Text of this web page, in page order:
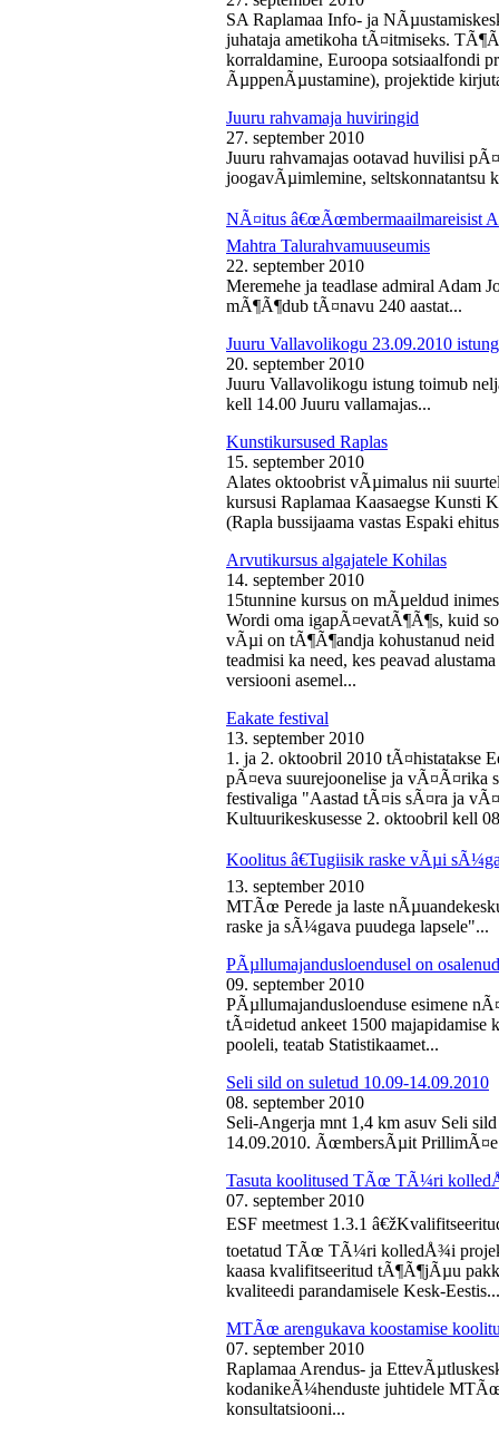
SA Raplamaa Info- ja
juhataja ametikoha tÃ¤itmiseks.
korraldamine, Euroopa sotsiaalfondi
ÃµppenÃµustamine), projektide
Juuru rahvamaja huviringid
27. september 2010
Juuru rahvamajas ootavad huvilisi
joogavÃµimlemine, seltskonnatantsu
NÃ¤itus â€œÃœmbermaailmareisist
Mahtra Talurahvamuuseumis
22. september 2010
Meremehe ja teadlase admiral Adam
mÃ¶Ã¶dub tÃ¤navu 240 aastat...
Juuru Vallavolikogu 23.09.2010 istung
20. september 2010
Juuru Vallavolikogu istung toimub
kell 14.00 Juuru vallamajas...
Kunstikursused Raplas
15. september 2010
Alates oktoobrist vÃµimalus nii
kursusi Raplamaa Kaasaegse Kunsti
(Rapla bussijaama vastas Espaki
Arvutikursus algajatele Kohilas
14. september 2010
15tunnine kursus on mÃµeldud
Wordi oma igapÃ¤evatÃ¶Ã¶s, kuid
vÃµi on tÃ¶Ã¶andja kohustanud neid
teadmisi ka need, kes peavad
versiooni asemel...
Eakate festival
13. september 2010
1. ja 2. oktoobril 2010 tÃ¤histatakse
pÃ¤eva suurejoonelise ja vÃ¤Ã¤rika
festivaliga "Aastad tÃ¤is sÃ¤ra ja
Kultuurikeskusesse 2. oktoobril kell
Koolitus â€Tugiisik raske vÃµi
13. september 2010
MTÃœ Perede ja laste
raske ja sÃ¼gava puudega lapsele"...
PÃµllumajandusloendusel on
09. september 2010
PÃµllumajandusloenduse esimene
tÃ¤idetud ankeet 1500 majapidamise
pooleli, teatab Statistikaamet...
Seli sild on suletud 10.09-14.09.2010
08. september 2010
Seli-Angerja mnt 1,4 km asuv Seli
14.09.2010. ÃœmbersÃµit
Tasuta koolitused TÃœ TÃ¼ri
07. september 2010
ESF meetmest 1.3.1
toetatud TÃœ TÃ¼ri kolledÅ¾i
kaasa kvalifitseeritud tÃ¶Ã¶jÃµu
kvaliteedi parandamisele Kesk-Eestis...
MTÃœ arengukava koostamise
07. september 2010
Raplamaa Arendus- ja
kodanikeÃ¼henduste juhtidele
konsultatsiooni...